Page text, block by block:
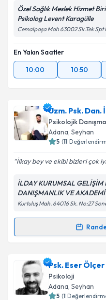
Özel Sağlık Meslek Hizmet
Psikolog Levent Karagülle
Cemalpaşa Mah 63002 Sk.Tek Spt
En Yakın Saatler
10:00
10:50
Uzm. Psk. Dan.
Psikolojik
Adana, Seyhan
5 (11
İlkay bey ve ekibi bizleri çok
İLDAY KURUMSAL GELİŞİM
DANIŞMANLIK VE AKADEMİ
Kurtuluş Mah. 64016 Sk. No:27
Randevu Takvimi
Uzm. Psk. Dan. İlkay
talebi oluşturun. Size bu
için bir takvim
bilgilendireceğiz.
Psk. Eser Ölçer
Psikoloji
Adana, Seyhan
5 (1